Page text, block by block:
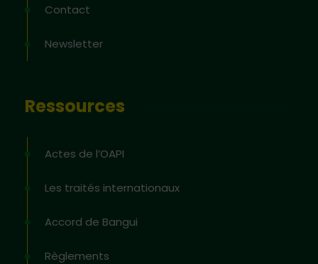
Contact
Newsletter
Ressources
Actes de l’OAPI
Les traités internationaux
Accord de Bangui
Règlements